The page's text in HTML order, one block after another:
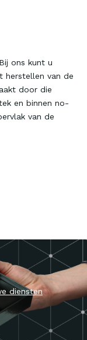
ons kunt u
herstellen van de
door die
en binnen no-
van de
Benz